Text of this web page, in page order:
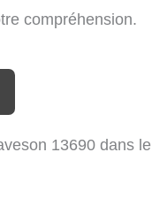
compréhension.
13690 dans le